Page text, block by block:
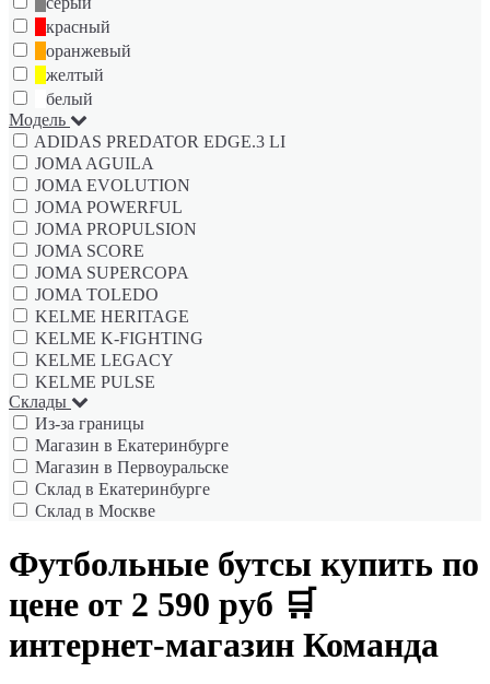
красный
оранжевый
желтый
белый
Модель
ADIDAS PREDATOR EDGE.3 LI
JOMA AGUILA
JOMA EVOLUTION
JOMA POWERFUL
JOMA PROPULSION
JOMA SCORE
JOMA SUPERCOPA
JOMA TOLEDO
KELME HERITAGE
KELME K-FIGHTING
KELME LEGACY
KELME PULSE
Склады
Из-за границы
Магазин в Екатеринбурге
Магазин в Первоуральске
Склад в Екатеринбурге
Склад в Москве
Футбольные бутсы купить по
цене от 2 590 руб 🛒
интернет-магазин Команда